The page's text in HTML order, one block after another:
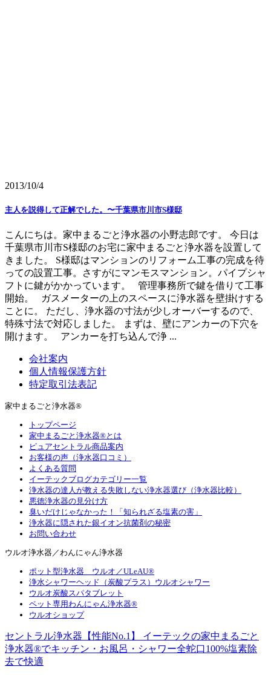
2013/10/4
主人を説得して正解でした。〜千葉県市川市S様邸
こんにちは。家中まるごと浄水器の小野志郎です。 今日は
千葉県市川市S様邸のお宅に家中まるごと浄水器を設置して
きました。 S様邸はマンションのリフォーム工事の完成を待
っての設置工事。さすがにマンモスマンション。パイプシャ
フトに鍵がかかっています。 管理事務所で鍵を借りて工事
開始。 ガスメーターの上のスペースに浄水器を壁掛けする
ことに。 ただし、浄水器の寸法が少しオーバーするので、
特殊寸法で対応しました。 まずは、壁にアンカーの下穴を
開けます。 アンカーを打ち込んで浄 ...
会社案内
個人情報保護方針
特定取引法表記
家中まるごと浄水器®
トップページ
家中まるごと浄水器®とは
ピュアセントラル商品案内
お客様の声（浄水器口コミ）
よくある質問
イーテックブログカテゴリー一覧
浄水器の達人が教える失敗しない浄水器選び（浄水器比較）
悪徳浄水器の見分け方
臭いだけじゃなかった！「知られざる塩素の害」
浄水器に隠された銀イオン抗菌剤の秘密
お問い合わせ
ウルオ浄水器／わんにゃん浄水器
ポット型浄水器 ウルオ／ULeAU®
浄水シャワーヘッド（炭酸プラス）ウルオシャワー
ウルオ炭酸スパタブレット
ペット専用わんにゃん浄水器®
ウルオショップ
セントラル浄水器【性能No.1】 イーテックの家中まるごと
浄水器®でキッチン・お風呂・シャワー全蛇口100%塩素除
去で快適